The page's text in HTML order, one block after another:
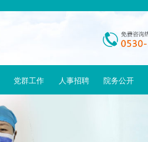
党群工作 人事招聘 院务公开